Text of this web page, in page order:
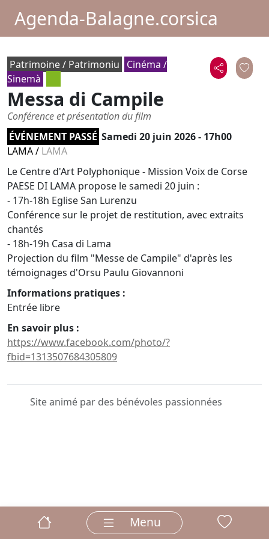
Agenda-Balagne.corsica
Patrimoine / Patrimoniu
Cinéma /
Sinemà
Messa di Campile
Conférence et présentation du film
ÉVÉNEMENT PASSÉ Samedi 20 juin 2026 - 17h00
LAMA/ LAMA
Le Centre d'Art Polyphonique - Mission Voix de Corse
PAESE DI LAMA propose le samedi 20 juin :
- 17h-18h Eglise San Lurenzu
Conférence sur le projet de restitution, avec extraits
chantés
- 18h-19h Casa di Lama
Projection du film "Messe de Campile" d'après les
témoignages d'Orsu Paulu Giovannoni
Informations pratiques :
Entrée libre
En savoir plus :
https://www.facebook.com/photo/?
fbid=1313507684305809
Site animé par des bénévoles passionnées
Menu